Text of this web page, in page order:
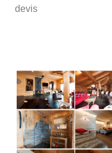
devis